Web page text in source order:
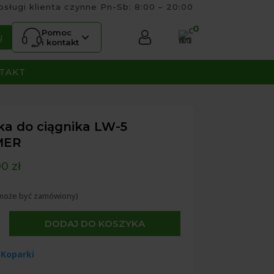
klienta czynne Pn-Sb: 8:00 – 20:00
Pomoc
i kontakt
0
do ciągnika LW-5
zł
być zamówiony)
DODAJ DO KOSZYKA
Koparki